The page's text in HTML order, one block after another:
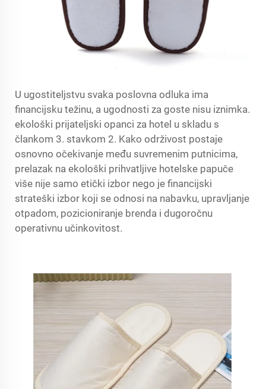
U ugostiteljstvu svaka poslovna odluka ima
financijsku težinu, a ugodnosti za goste nisu iznimka.
ekološki prijateljski opanci za hotel u skladu s
člankom 3. stavkom 2. Kako održivost postaje
osnovno očekivanje među suvremenim putnicima,
prelazak na ekološki prihvatljive hotelske papuče
više nije samo etički izbor nego je financijski
strateški izbor koji se odnosi na nabavku, upravljanje
otpadom, pozicioniranje brenda i dugoročnu
operativnu učinkovitost.